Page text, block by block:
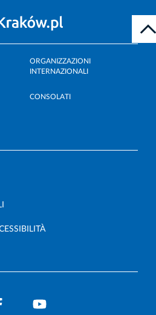
ORGANIZZAZIONI
INTERNAZIONALI
CONSOLATI